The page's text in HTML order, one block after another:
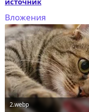
Вложения
2.webp